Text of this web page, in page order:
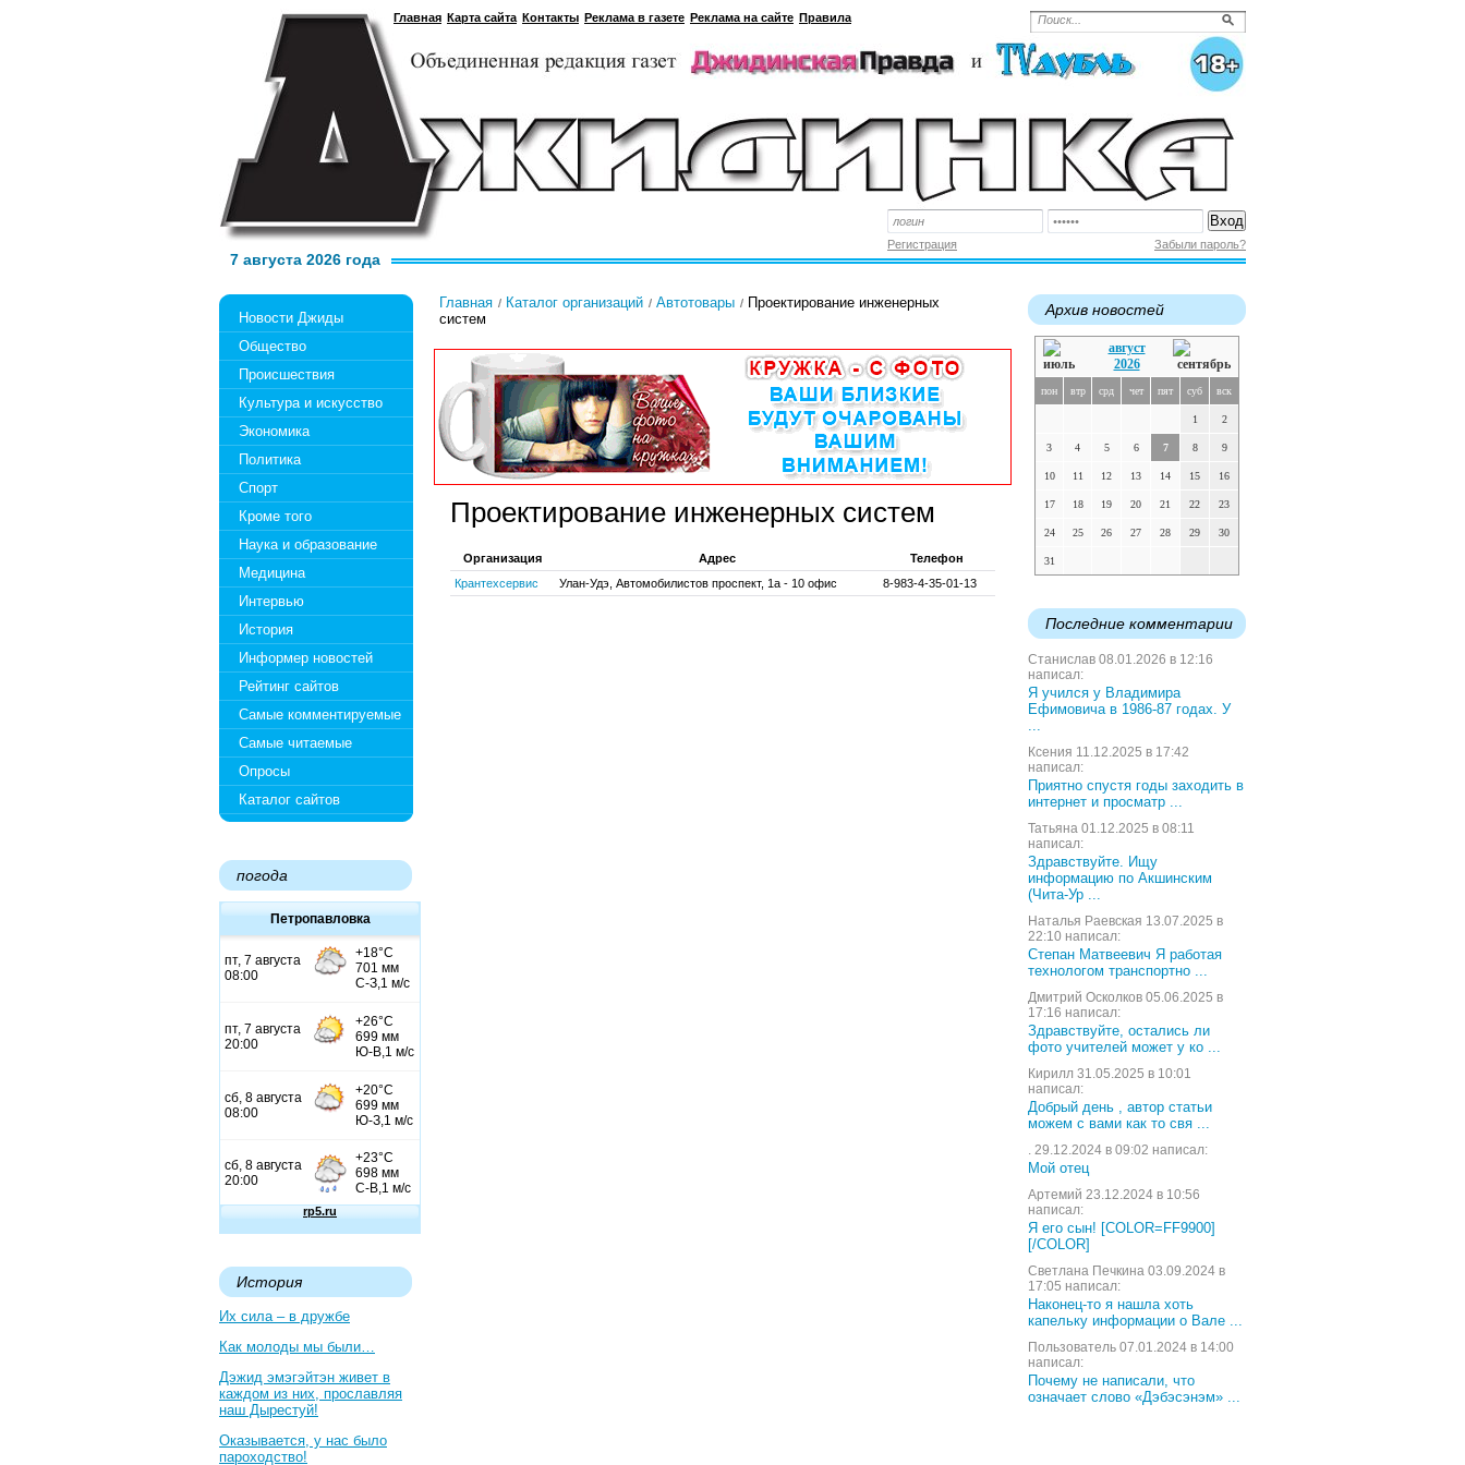
Главная Карта сайта Контакты Реклама в газете Реклама на сайте Правила
Регистрация Забыли пароль?
7 августа 2026 года
Новости Джиды
Общество
Происшествия
Культура и искусство
Экономика
Политика
Спорт
Кроме того
Наука и образование
Медицина
Интервью
История
Информер новостей
Рейтинг сайтов
Самые комментируемые
Самые читаемые
Опросы
Каталог сайтов
погода
Петропавловка
История
Их сила – в дружбе
Как молоды мы были…
Дэжид эмэгэйтэн живет в
каждом из них, прославляя
наш Дырестуй!
Оказывается, у нас было
пароходство!
Главная Каталог организаций Автотовары
Проектирование инженерных
систем
Проектирование инженерных систем
Организация Адрес
Телефон
Крантехсервис
Улан-Удэ, Автомобилистов проспект, 1а - 10 офис 8-983-4-35-01-13
Архив новостей
август
2026
пон втр срд чет пят суб вск
1 2
3 4 5 6 7 8 9
10 11 12 13 14 15 16
17 18 19 20 21 22 23
24 25 26 27 28 29 30
31
Последние комментарии
Станислав 08.01.2026 в 12:16
написал:
Я учился у Владимира
Ефимовича в 1986-87 годах. У
...
Ксения 11.12.2025 в 17:42
написал:
Приятно спустя годы заходить в
интернет и просматр ...
Татьяна 01.12.2025 в 08:11
написал:
Здравствуйте. Ищу
информацию по Акшинским
(Чита-Ур ...
Наталья Раевская 13.07.2025 в
22:10 написал:
Степан Матвеевич Я работая
технологом транспортно ...
Дмитрий Осколков 05.06.2025 в
17:16 написал:
Здравствуйте, остались ли
фото учителей может у ко ...
Кирилл 31.05.2025 в 10:01
написал:
Добрый день , автор статьи
можем с вами как то свя ...
. 29.12.2024 в 09:02 написал:
Мой отец
Артемий 23.12.2024 в 10:56
написал:
Я его сын! [COLOR=FF9900]
[/COLOR]
Светлана Печкина 03.09.2024 в
17:05 написал:
Наконец-то я нашла хоть
капельку информации о Вале ...
Пользователь 07.01.2024 в 14:00
написал:
Почему не написали, что
означает слово «Дэбэсэнэм» ...